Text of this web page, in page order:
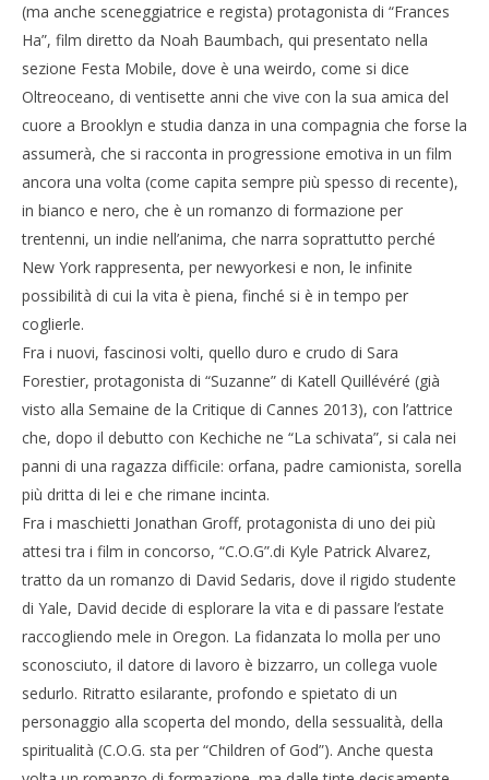
(ma anche sceneggiatrice e regista) protagonista di “Frances
Ha”, film diretto da Noah Baumbach, qui presentato nella
sezione Festa Mobile, dove è una weirdo, come si dice
Oltreoceano, di ventisette anni che vive con la sua amica del
cuore a Brooklyn e studia danza in una compagnia che forse la
assumerà, che si racconta in progressione emotiva in un film
ancora una volta (come capita sempre più spesso di recente),
in bianco e nero, che è un romanzo di formazione per
trentenni, un indie nell’anima, che narra soprattutto perché
New York rappresenta, per newyorkesi e non, le infinite
possibilità di cui la vita è piena, finché si è in tempo per
coglierle.
Fra i nuovi, fascinosi volti, quello duro e crudo di Sara
Forestier, protagonista di “Suzanne” di Katell Quillévéré (già
visto alla Semaine de la Critique di Cannes 2013), con l’attrice
che, dopo il debutto con Kechiche ne “La schivata”, si cala nei
panni di una ragazza difficile: orfana, padre camionista, sorella
più dritta di lei e che rimane incinta.
Fra i maschietti Jonathan Groff, protagonista di uno dei più
attesi tra i film in concorso, “C.O.G”.di Kyle Patrick Alvarez,
tratto da un romanzo di David Sedaris, dove il rigido studente
di Yale, David decide di esplorare la vita e di passare l’estate
raccogliendo mele in Oregon. La fidanzata lo molla per uno
sconosciuto, il datore di lavoro è bizzarro, un collega vuole
sedurlo. Ritratto esilarante, profondo e spietato di un
personaggio alla scoperta del mondo, della sessualità, della
spiritualità (C.O.G. sta per “Children of God”). Anche questa